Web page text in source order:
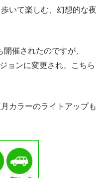
いて楽しむ、幻想的な夜
催されたのですが、
ョンに変更され、こちら
カラーのライトアップも